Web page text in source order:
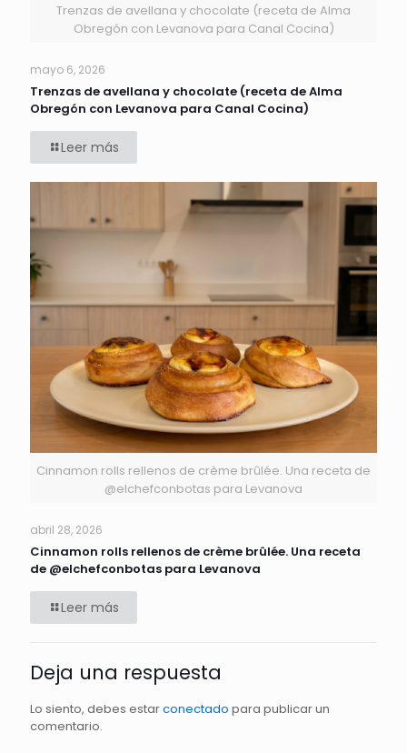
Trenzas de avellana y chocolate (receta de Alma
Obregón con Levanova para Canal Cocina)
mayo 6, 2026
Trenzas de avellana y chocolate (receta de Alma
Obregón con Levanova para Canal Cocina)
Leer más
Cinnamon rolls rellenos de crème brûlée. Una receta de
@elchefconbotas para Levanova
abril 28, 2026
Cinnamon rolls rellenos de crème brûlée. Una receta
de @elchefconbotas para Levanova
Leer más
Deja una respuesta
Lo siento, debes estarconectado para publicar un
comentario.